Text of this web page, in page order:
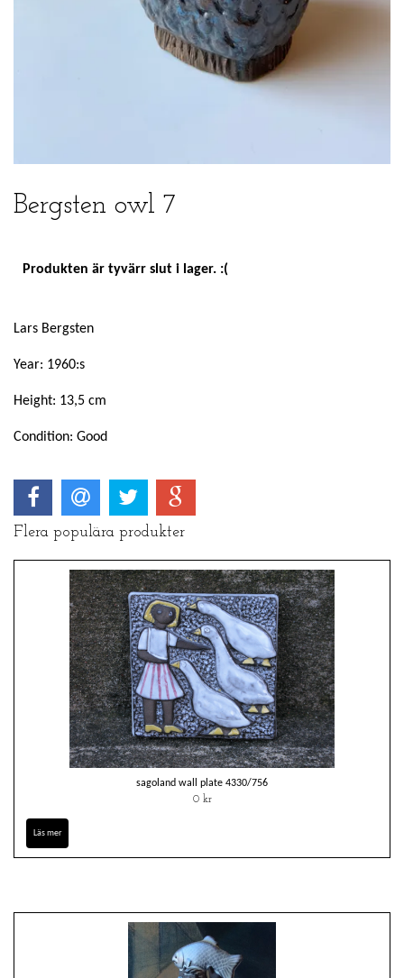
Bergsten owl 7
Produkten är tyvärr slut i lager. :(
Lars Bergsten
Year: 1960:s
Height: 13,5 cm
Condition: Good
Flera populära produkter
sagoland wall plate 4330/756
0 kr
Läs mer